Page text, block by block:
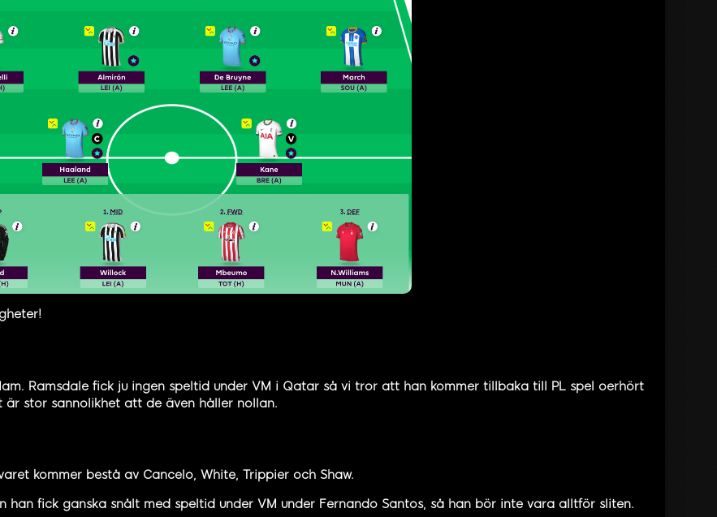
Ramsdale fick ju ingen speltid under VM i Qatar så vi tror att han kommer tillbaka till PL spel oerhört
stor sannolikhet att de även håller nollan.
kommer bestå av Cancelo, White, Trippier och Shaw.
fick ganska snålt med speltid under VM under Fernando Santos, så han bör inte vara alltför sliten.